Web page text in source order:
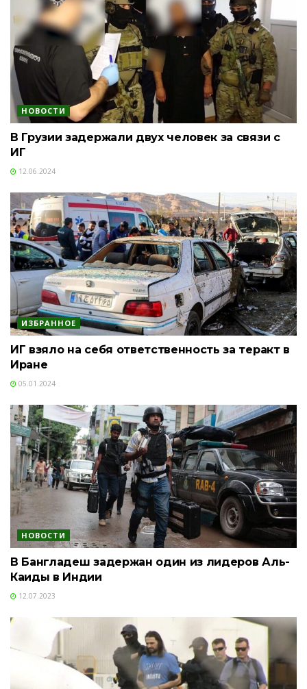
НОВОСТИ
В Грузии задержали двух человек за связи с
ИГ
12.06.2024
ИЗБРАННОЕ
ИГ взяло на себя ответственность за теракт в
Иране
05.01.2024
НОВОСТИ
В Бангладеш задержан один из лидеров Аль-
Каиды в Индии
12.07.2023